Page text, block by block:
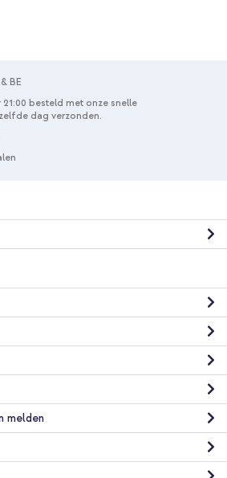
BE
besteld met onze snelle
dag verzonden.
melden